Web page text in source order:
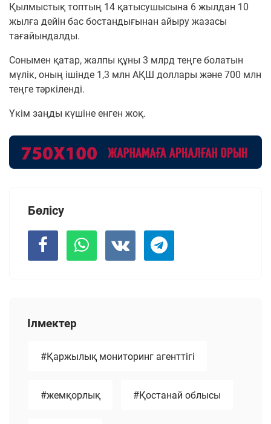
Қылмыстық топтың 14 қатысушысына 6 жылдан 10
жылға дейін бас бостандығынан айыру жазасы
тағайындалды.
Сонымен қатар, жалпы құны 3 млрд теңге болатын
мүлік, оның ішінде 1,3 млн АҚШ доллары және 700 млн
теңге тәркіленді.
Үкім заңды күшіне енген жоқ.
Бөлісу
Ілмектер
#Қаржылық мониторинг агенттігі
#жемқорлық #Қостанай облысы